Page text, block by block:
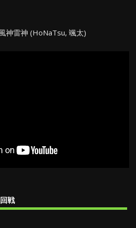
神雷神 (HoNaTsu, 颯太)
戦